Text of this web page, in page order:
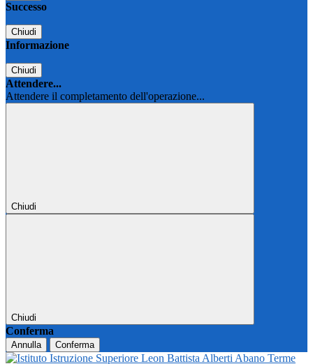
Successo
Chiudi
Informazione
Chiudi
Attendere...
Attendere il completamento dell'operazione...
Chiudi
Chiudi
Conferma
Annulla Conferma